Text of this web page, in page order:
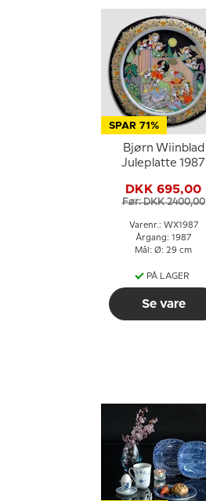
SPAR 71%
Bjørn Wiinblad
Juleplatte 1987
DKK 695,00
Før: DKK 2400,00
Varenr.: WX1987
Årgang: 1987
Mål: Ø: 29 cm
PÅ LAGER
Se vare